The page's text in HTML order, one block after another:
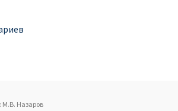
М.В. Назаров